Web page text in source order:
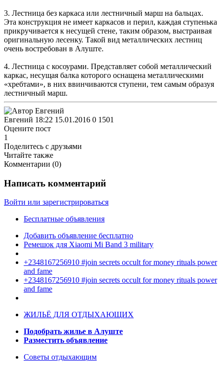
3. Лестница без каркаса или лестничный марш на бальцах.
Эта конструкция не имеет каркасов и перил, каждая ступенька
прикручивается к несущей стене, таким образом, выстраивая
оригинальную лесенку. Такой вид металлических лестниц
очень востребован в Алуште.
4. Лестница с косоурами. Представляет собой металлический
каркас, несущая балка которого оснащена металлическими
«хребтами», в них ввинчиваются ступени, тем самым образуя
лестничный марш.
Евгений 18:22 15.01.2016 0 1501
Оцените пост
1
Поделитесь с друзьями
Читайте также
Комментарии (0)
Написать комментарий
Войти или зарегистрироваться
Бесплатные объявления
Добавить объявление бесплатно
Ремешок для Xiaomi Mi Band 3 military
+2348167256910 #join secrets occult for money rituals power
and fame
+2348167256910 #join secrets occult for money rituals power
and fame
ЖИЛЬЁ ДЛЯ ОТДЫХАЮЩИХ
Подобрать жилье в Алуште
Разместить объявление
Советы отдыхающим